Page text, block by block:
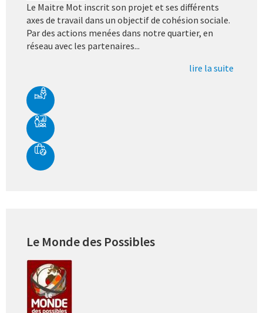
Le Maitre Mot inscrit son projet et ses différents
axes de travail dans un objectif de cohésion sociale.
Par des actions menées dans notre quartier, en
réseau avec les partenaires...
lire la suite
Le Monde des Possibles